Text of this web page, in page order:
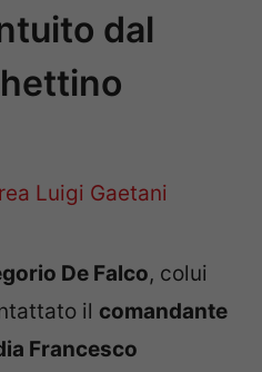
dal
Luigi Gaetani
De Falco, colui
il comandante
Francesco